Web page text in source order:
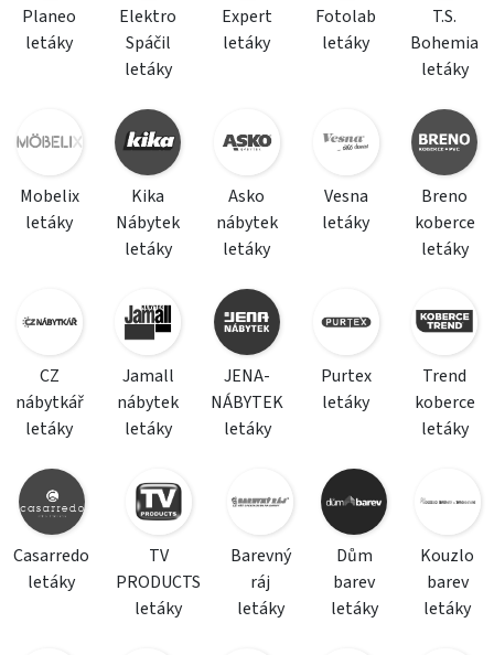
Planeo
letáky
Elektro
Spáčil
letáky
Expert
letáky
Fotolab
letáky
T.S.
Bohemia
letáky
Mobelix
letáky
Kika
Nábytek
letáky
Asko
nábytek
letáky
Vesna
letáky
Breno
koberce
letáky
CZ
nábytkář
letáky
Jamall
nábytek
letáky
JENA-
NÁBYTEK
letáky
Purtex
letáky
Trend
koberce
letáky
Casarredo
letáky
TV
PRODUCTS
letáky
Barevný
ráj
letáky
Dům
barev
letáky
Kouzlo
barev
letáky